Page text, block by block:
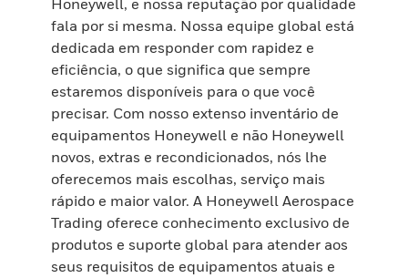
Honeywell, e nossa reputação por qualidade
fala por si mesma. Nossa equipe global está
dedicada em responder com rapidez e
eficiência, o que significa que sempre
estaremos disponíveis para o que você
precisar. Com nosso extenso inventário de
equipamentos Honeywell e não Honeywell
novos, extras e recondicionados, nós lhe
oferecemos mais escolhas, serviço mais
rápido e maior valor. A Honeywell Aerospace
Trading oferece conhecimento exclusivo de
produtos e suporte global para atender aos
seus requisitos de equipamentos atuais e